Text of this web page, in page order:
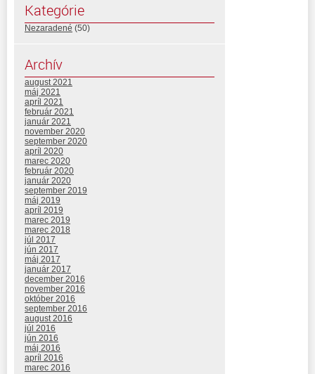
Kategórie
Nezaradené (50)
Archív
august 2021
máj 2021
apríl 2021
február 2021
január 2021
november 2020
september 2020
apríl 2020
marec 2020
február 2020
január 2020
september 2019
máj 2019
apríl 2019
marec 2019
marec 2018
júl 2017
jún 2017
máj 2017
január 2017
december 2016
november 2016
október 2016
september 2016
august 2016
júl 2016
jún 2016
máj 2016
apríl 2016
marec 2016